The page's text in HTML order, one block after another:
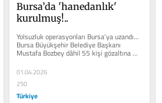
Bursa’da 'hanedanlık'
kurulmuş!..
Yolsuzluk operasyonları Bursa’ya uzandı...
Bursa Büyükşehir Belediye Başkanı
Mustafa Bozbey dâhil 55 kişi gözaltına
alındı. Bozbey,...
01.04.2026
250
Türkiye